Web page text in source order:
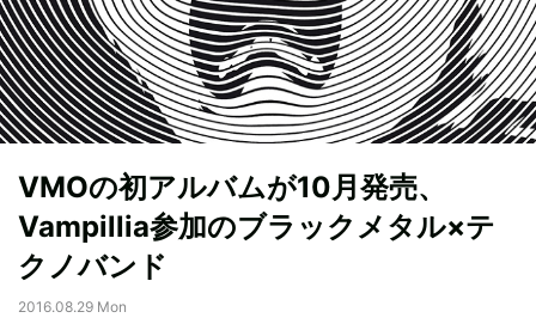
VMOの初アルバムが10月発売、
Vampillia参加のブラックメタル×テ
クノバンド
2016.08.29 Mon